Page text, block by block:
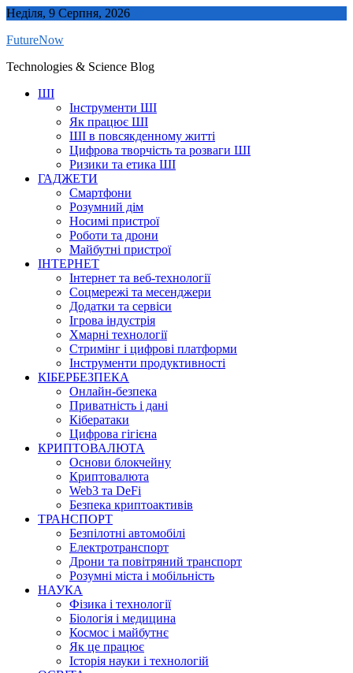
Skip
content
Неділя, 9 Серпня, 2026
FutureNow
Technologies & Science Blog
ШІ
Інструменти ШІ
Як працює ШІ
ШІ в повсякденному житті
Цифрова творчість та розваги ШІ
Ризики та етика ШІ
ГАДЖЕТИ
Смартфони
Розумний дім
Носимі пристрої
Роботи та дрони
Майбутні пристрої
ІНТЕРНЕТ
Інтернет та веб-технології
Соцмережі та месенджери
Додатки та сервіси
Ігрова індустрія
Хмарні технології
Стримінг і цифрові платформи
Інструменти продуктивності
КІБЕРБЕЗПЕКА
Онлайн-безпека
Приватність і дані
Кібератаки
Цифрова гігієна
КРИПТОВАЛЮТА
Основи блокчейну
Криптовалюта
Web3 та DeFi
Безпека криптоактивів
ТРАНСПОРТ
Безпілотні автомобілі
Електротранспорт
Дрони та повітряний транспорт
Розумні міста і мобільність
НАУКА
Фізика і технології
Біологія і медицина
Космос і майбутнє
Як це працює
Історія науки і технологій